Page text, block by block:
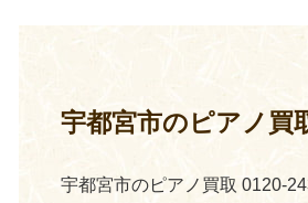
宇都宮市のピアノ買
宇都宮市のピアノ買取 0120-